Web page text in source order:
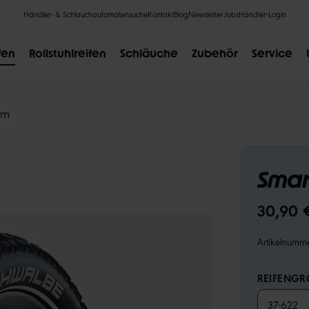
Händler- & SchlauchautomatensucheKontaktBlogNewsletter JobsHändler-Login
Rollstuhlreifen Schläuche Zubehör Service
30,90
37-622